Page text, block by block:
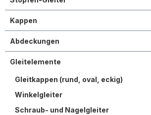
Kappen
Abdeckungen
Gleitelemente
Gleitkappen (rund, oval, eckig)
Winkelgleiter
Schraub- und Nagelgleiter